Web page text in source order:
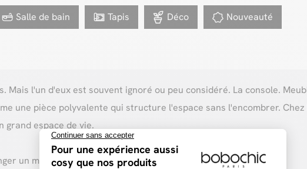
Salle de bain Tapis Déco Nouveauté
Mais l'un d'eux est souvent ignoré ou peu considéré. La console.
une pièce polyvalente qui structure l'espace sans l'encombrer.
grand espace de vie.
un mur sans empiéter sur l'espace